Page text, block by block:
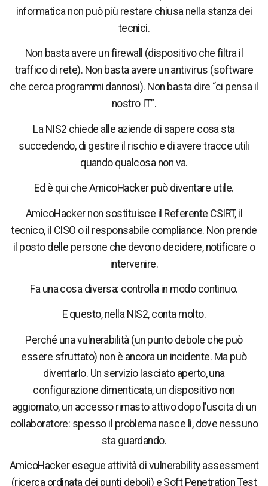
informatica non può più restare chiusa nella stanza dei
tecnici.
Non basta avere un firewall (dispositivo che filtra il
traffico di rete). Non basta avere un antivirus (software
che cerca programmi dannosi). Non basta dire “ci pensa il
nostro IT”.
La NIS2 chiede alle aziende di sapere cosa sta
succedendo, di gestire il rischio e di avere tracce utili
quando qualcosa non va.
Ed è qui che AmicoHacker può diventare utile.
AmicoHacker non sostituisce il Referente CSIRT, il
tecnico, il CISO o il responsabile compliance. Non prende
il posto delle persone che devono decidere, notificare o
intervenire.
Fa una cosa diversa: controlla in modo continuo.
E questo, nella NIS2, conta molto.
Perché una vulnerabilità (un punto debole che può
essere sfruttato) non è ancora un incidente. Ma può
diventarlo. Un servizio lasciato aperto, una
configurazione dimenticata, un dispositivo non
aggiornato, un accesso rimasto attivo dopo l’uscita di un
collaboratore: spesso il problema nasce lì, dove nessuno
sta guardando.
AmicoHacker esegue attività di vulnerability assessment
(ricerca ordinata dei punti deboli) e Soft Penetration Test